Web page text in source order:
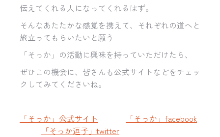
伝えてくれる人になってくれるはず。
そんなあたたかな感覚を携えて、それぞれの道へと
旅立ってもらいたいと願う
「そっか」の活動に興味を持っていただけたら、
ぜひこの機会に、皆さんも公式サイトなどをチェッ
クしてみてくださいね。
「そっか」公式サイト
「そっか」facebook
「そっか逗子」twitter